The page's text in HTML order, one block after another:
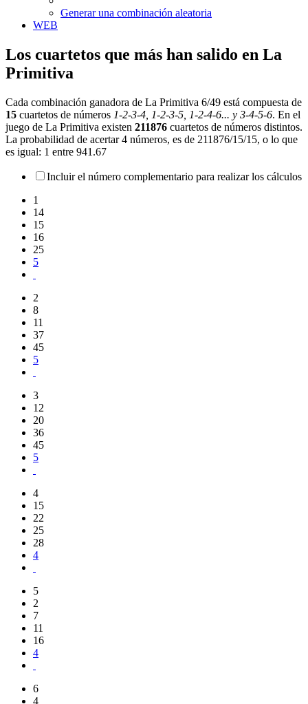
Generar una combinación aleatoria
WEB
Los cuartetos que más han salido en La
Primitiva
Cada combinación ganadora de La Primitiva 6/49 está compuesta de
15 cuartetos de números 1-2-3-4, 1-2-3-5, 1-2-4-6... y 3-4-5-6. En el
juego de La Primitiva existen 211876 cuartetos de números distintos.
La probabilidad de acertar 4 números, es de 211876/15/15, o lo que
es igual: 1 entre 941.67
Incluir el número complementario para realizar los cálculos
1
14
15
16
25
5
2
8
11
37
45
5
3
12
20
36
45
5
4
15
22
25
28
4
5
2
7
11
16
4
6
4